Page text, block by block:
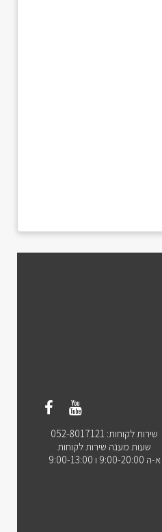
שירות לקוחות: 052-8017121
שעות מענה שירות לקוחות
א-ה 9:00-20:00 ו 9:00-13:00